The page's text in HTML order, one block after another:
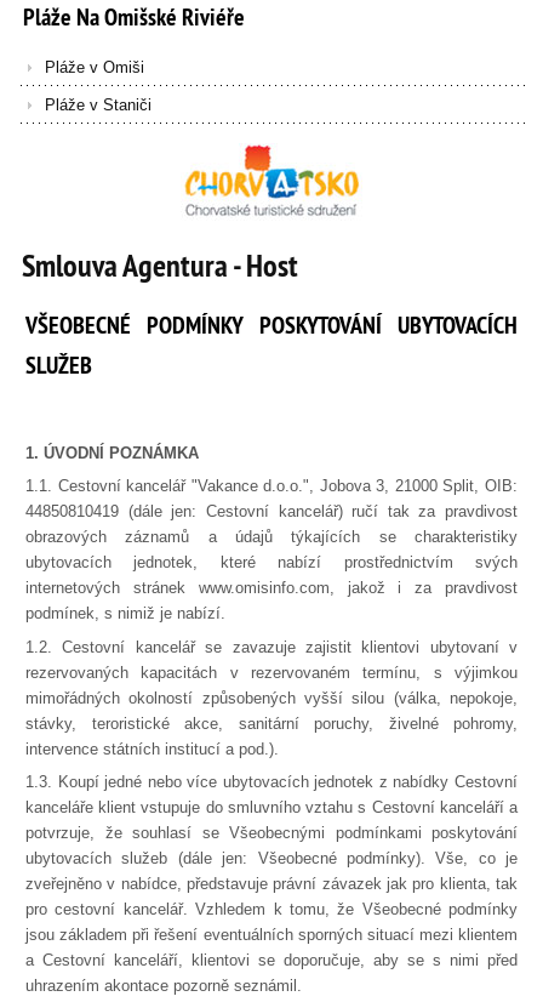
PlážeNaOmišskéRiviéře
Pláže v Omiši
Pláže v Staniči
Smlouva Agentura - Host
VŠEOBECNÉ PODMÍNKY POSKYTOVÁNÍ UBYTOVACÍCH
SLUŽEB
1. ÚVODNÍ POZNÁMKA
1.1. Cestovní kancelář "Vakance d.o.o.", Jobova 3, 21000 Split, OIB:
44850810419 (dále jen: Cestovní kancelář) ručí tak za pravdivost
obrazových záznamů a údajů týkajících se charakteristiky
ubytovacích jednotek, které nabízí prostřednictvím svých
internetových stránek www.omisinfo.com, jakož i za pravdivost
podmínek, s nimiž je nabízí.
1.2. Cestovní kancelář se zavazuje zajistit klientovi ubytovaní v
rezervovaných kapacitách v rezervovaném termínu, s výjimkou
mimořádných okolností způsobených vyšší silou (válka, nepokoje,
stávky, teroristické akce, sanitární poruchy, živelné pohromy,
intervence státních institucí a pod.).
1.3. Koupí jedné nebo více ubytovacích jednotek z nabídky Cestovní
kanceláře klient vstupuje do smluvního vztahu s Cestovní kanceláří a
potvrzuje, že souhlasí se Všeobecnými podmínkami poskytování
ubytovacích služeb (dále jen: Všeobecné podmínky). Vše, co je
zveřejněno v nabídce, představuje právní závazek jak pro klienta, tak
pro cestovní kancelář. Vzhledem k tomu, že Všeobecné podmínky
jsou základem při řešení eventuálních sporných situací mezi klientem
a Cestovní kanceláří, klientovi se doporučuje, aby se s nimi před
uhrazením akontace pozorně seznámil.